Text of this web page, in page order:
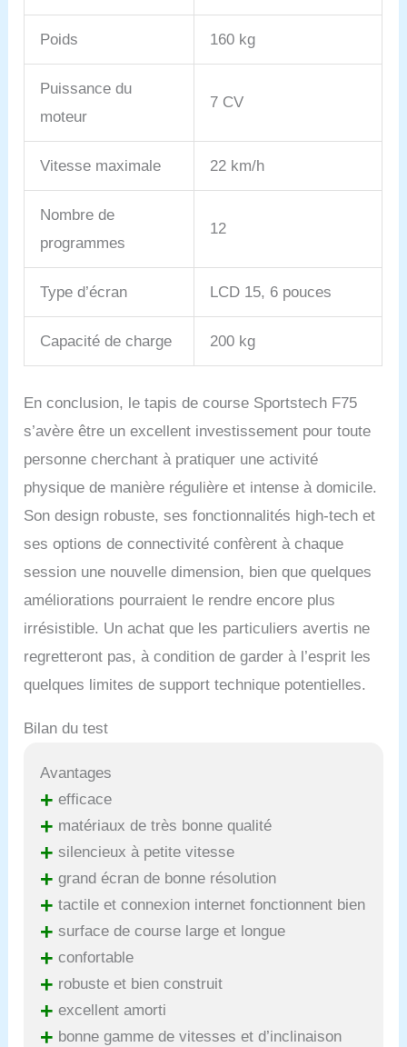
Poids 160 kg
Puissance du
moteur
7 CV
Vitesse maximale 22 km/h
Nombre de
programmes
12
Type d’écran LCD 15, 6 pouces
Capacité de charge 200 kg
En conclusion, le tapis de course Sportstech F75
s’avère être un excellent investissement pour toute
personne cherchant à pratiquer une activité
physique de manière régulière et intense à domicile.
Son design robuste, ses fonctionnalités high-tech et
ses options de connectivité confèrent à chaque
session une nouvelle dimension, bien que quelques
améliorations pourraient le rendre encore plus
irrésistible. Un achat que les particuliers avertis ne
regretteront pas, à condition de garder à l’esprit les
quelques limites de support technique potentielles.
Bilan du test
Avantages
+ efficace
+ matériaux de très bonne qualité
+ silencieux à petite vitesse
+ grand écran de bonne résolution
+ tactile et connexion internet fonctionnent bien
+ surface de course large et longue
+ confortable
+ robuste et bien construit
+ excellent amorti
+ bonne gamme de vitesses et d’inclinaison